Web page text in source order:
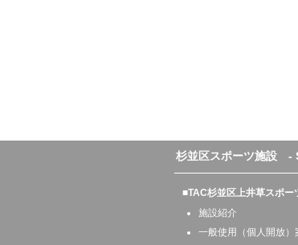
杉並区スポーツ施設
■TAC杉並区上井草スポー
施設紹介
一般使用（個人開放）